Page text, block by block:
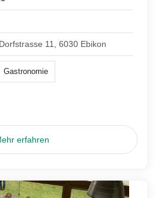
11, 6030 Ebikon
Gastronomie
erfahren